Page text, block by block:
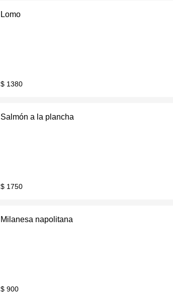
Lomo
$ 1380
Salmón a la plancha
$ 1750
Milanesa napolitana
$ 900